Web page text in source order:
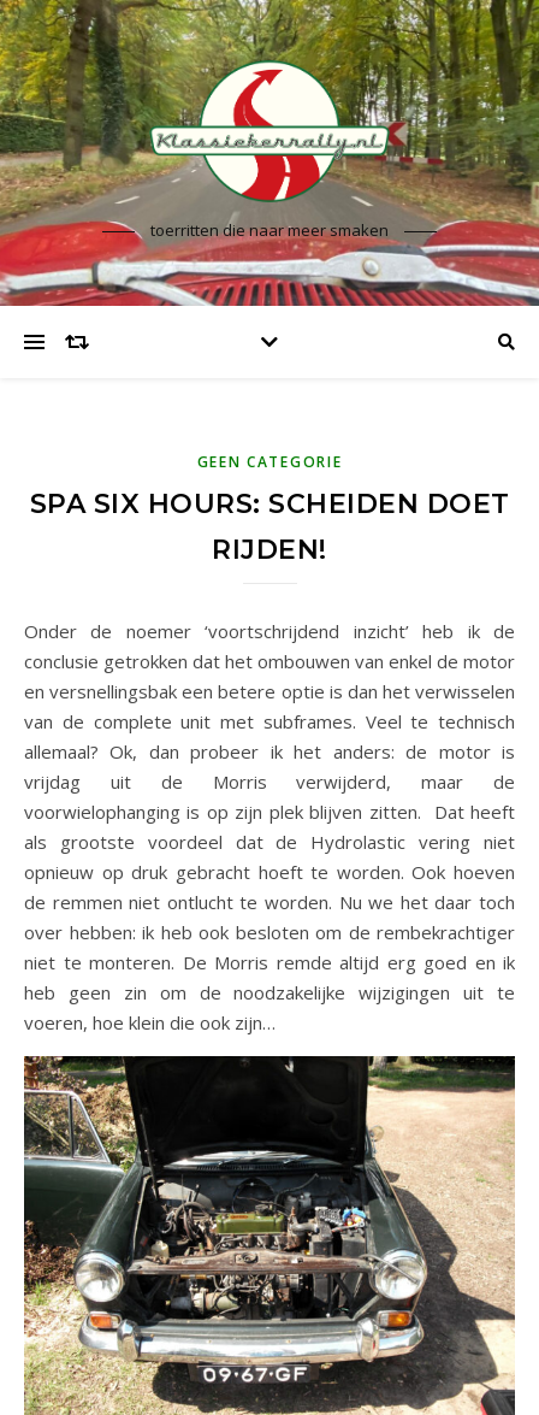
toerritten die naar meer smaken
GEEN CATEGORIE
SPA SIX HOURS: SCHEIDEN DOET
RIJDEN!
Onder de noemer ‘voortschrijdend inzicht’ heb ik de
conclusie getrokken dat het ombouwen van enkel de motor
en versnellingsbak een betere optie is dan het verwisselen
van de complete unit met subframes. Veel te technisch
allemaal? Ok, dan probeer ik het anders: de motor is
vrijdag uit de Morris verwijderd, maar de
voorwielophanging is op zijn plek blijven zitten. Dat heeft
als grootste voordeel dat de Hydrolastic vering niet
opnieuw op druk gebracht hoeft te worden. Ook hoeven
de remmen niet ontlucht te worden. Nu we het daar toch
over hebben: ik heb ook besloten om de rembekrachtiger
niet te monteren. De Morris remde altijd erg goed en ik
heb geen zin om de noodzakelijke wijzigingen uit te
voeren, hoe klein die ook zijn…